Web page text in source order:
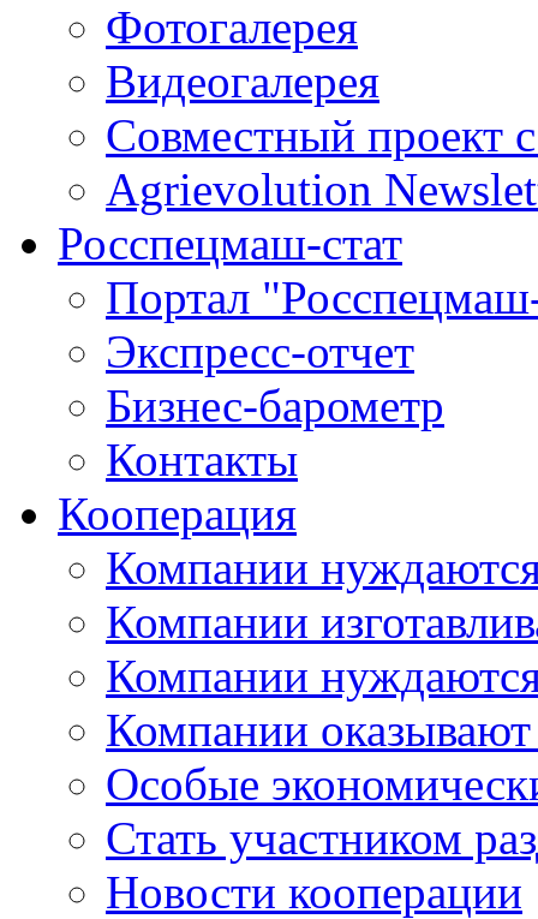
Фотогалерея
Видеогалерея
Совместный проект
Agrievolution
Росспецмаш-стат
Портал
Экспресс-отчет
Бизнес-барометр
Контакты
Кооперация
Компании
Компании
Компании
Компании оказывают
Особые
Стать участником
Новости кооперации